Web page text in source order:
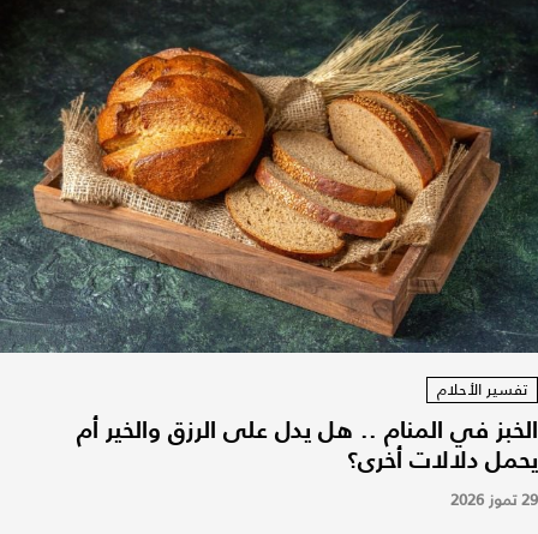
تفسير الأحلام
الخبز في المنام .. هل يدل على الرزق والخير أم
يحمل دلالات أخرى؟
29 تموز 2026